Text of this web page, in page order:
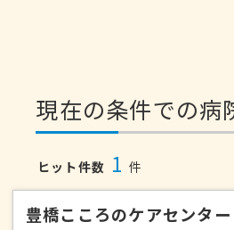
現在の条件での病
ヒット件数 1 件
豊橋こころのケアセンター